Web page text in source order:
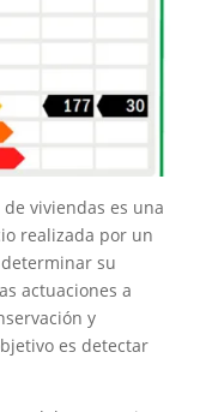
viviendas es una
realizada por un
su
actuaciones a
y
es detectar